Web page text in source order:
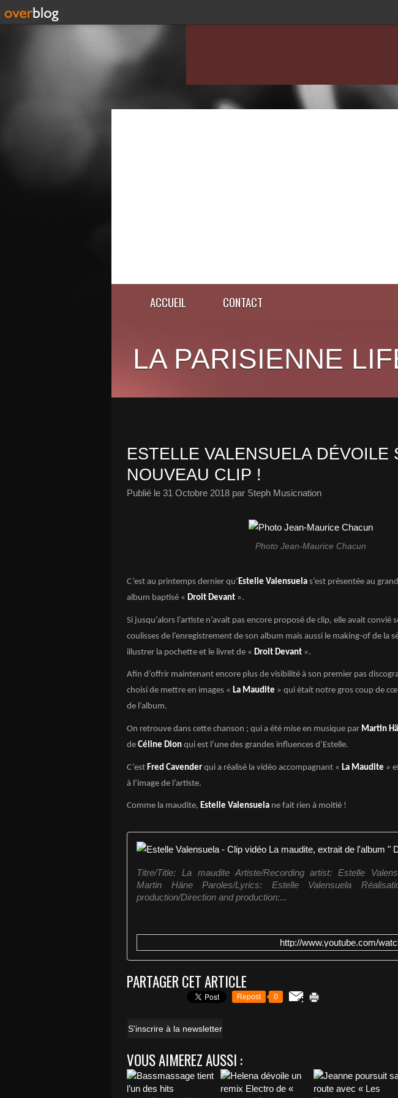
ACCUEIL CONTACT
LA PARISIENNE
ESTELLE VALENSUELA DÉVOILE
NOUVEAU CLIP !
Publié le 31 Octobre 2018 par Steph Musicnation
Photo Jean-Maurice Chacun
C’est au printemps dernier qu’Estelle Valensuela s’est présentée au
album baptisé « Droit Devant ».
Si jusqu’alors l’artiste n’avait pas encore proposé de clip, elle avait convié
coulisses de l’enregistrement de son album mais aussi le making-of de la
illustrer la pochette et le livret de « Droit Devant ».
Afin d’offrir maintenant encore plus de visibilité à son premier pas
choisi de mettre en images « La Maudite » qui était notre gros coup de
de l’album.
On retrouve dans cette chanson ; qui a été mise en musique par Martin
de Céline Dion qui est l’une des grandes influences d’Estelle.
C’est Fred Cavender qui a réalisé la vidéo accompagnant « La Maudite »
à l’image de l’artiste.
Comme la maudite, Estelle Valensuela ne fait rien à moitié !
Titre/Title: La maudite Artiste/Recording artist: Estelle
Martin Häne Paroles/Lyrics: Estelle Valensuela
production/Direction and production:...
http://www.youtube.com/
PARTAGER CET ARTICLE
Repost 0
S'inscrire à la newsletter
VOUS AIMEREZ AUSSI :